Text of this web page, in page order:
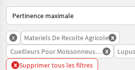
Voici comment les annonces sont triées
x Materiels De Recolte Agricole x
Cueilleurs Pour Moissonneuse Batteuse
x Lupus
x Supprimer tous les filtres